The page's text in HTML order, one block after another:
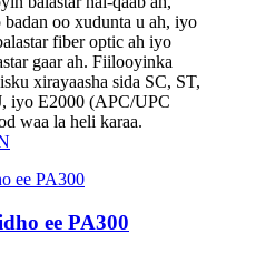
oo xudunta u ah, iyo
fiber optic ah iyo
gaar ah. Fiilooyinka
xirayaasha sida SC, ST,
iyo E2000 (APC/UPC
waa la heli karaa.
ee PA300